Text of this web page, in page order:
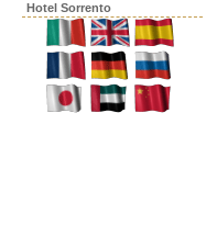
Hotel Sorrento